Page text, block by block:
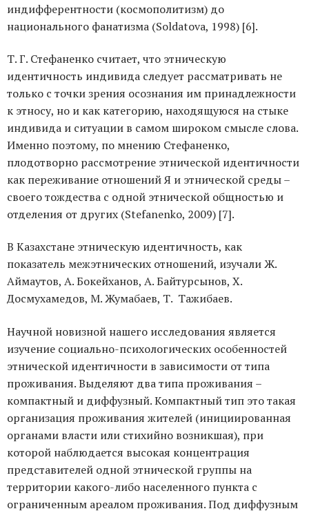
индифферентности (космополитизм) до
национального фанатизма (Soldatova, 1998) [6].
Т. Г. Стефаненко считает, что этническую
идентичность индивида следует рассматривать не
только с точки зрения осознания им принадлежности
к этносу, но и как категорию, находящуюся на стыке
индивида и ситуации в самом широком смысле слова.
Именно поэтому, по мнению Стефаненко,
плодотворно рассмотрение этнической идентичности
как переживание отношений Я и этнической среды –
своего тождества с одной этнической общностью и
отделения от других (Stefanenko, 2009) [7].
В Казахстане этническую идентичность, как
показатель межэтнических отношений, изучали Ж.
Аймаутов, А. Бокейханов, А. Байтурсынов, Х.
Досмухамедов, М. Жумабаев, Т. Тажибаев.
Научной новизной нашего исследования является
изучение социально-психологических особенностей
этнической идентичности в зависимости от типа
проживания. Выделяют два типа проживания –
компактный и диффузный. Компактный тип это такая
организация проживания жителей (инициированная
органами власти или стихийно возникшая), при
которой наблюдается высокая концентрация
представителей одной этнической группы на
территории какого-либо населенного пункта с
ограниченным ареалом проживания. Под диффузным